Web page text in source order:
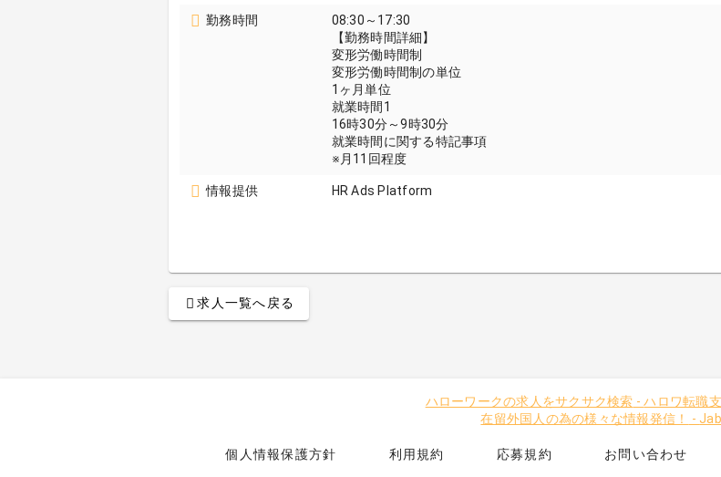
勤務時間
08:30～17:30
【勤務時間詳細】
変形労働時間制
変形労働時間制の単位
1ヶ月単位
就業時間1
16時30分～9時30分
就業時間に関する特記事項
※月11回程度
情報提供 HR Ads Platform
求人一覧へ戻る
ハローワークの求人をサクサク検索 -ハロワ転職
在留外国人の為の様々な情報発信！
-
個人情報保護方針 利用規約 応募規約 お問い合わせ